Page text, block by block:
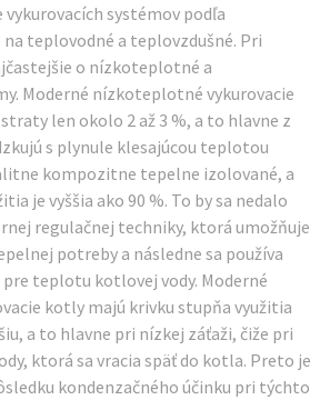
systémov podľa
teplovodné a teplovzdušné. Pri
o nízkoteplotné a
Moderné nízkoteplotné vykurovacie
len okolo 2 až 3 %, a to hlavne z
s plynule klesajúcou teplotou
kompozitne tepelne izolované, a
je vyššia ako 90 %. To by sa nedalo
regulačnej techniky, ktorá umožňuje
potreby a následne sa používa
pre teplotu kotlovej vody. Moderné
kotly majú krivku stupňa využitia
a to hlavne pri nízkej záťaži, čiže pri
ktorá sa vracia späť do kotla. Preto je
kondenzačného účinku pri týchto